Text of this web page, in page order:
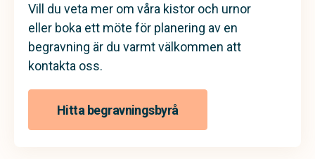
Vill du veta mer om våra kistor och urnor
eller boka ett möte för planering av en
begravning är du varmt välkommen att
kontakta oss.
Hitta begravningsbyrå